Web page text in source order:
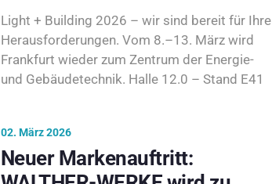
Light + Building 2026 – wir sind bereit für Ihre
Herausforderungen. Vom 8.–13. März wird
Frankfurt wieder zum Zentrum der Energie-
und Gebäudetechnik. Halle 12.0 – Stand E41
02. März 2026
Neuer Markenauftritt: